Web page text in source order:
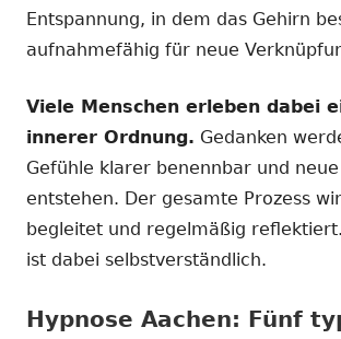
Entspannung, in dem das Gehirn
aufnahmefähig für neue
Viele Menschen erleben dabei
innerer Ordnung. Gedanken
Gefühle klarer benennbar und
entstehen. Der gesamte Prozess
begleitet und regelmäßig
ist dabei selbstverständlich.
Hypnose Aachen: Fünf